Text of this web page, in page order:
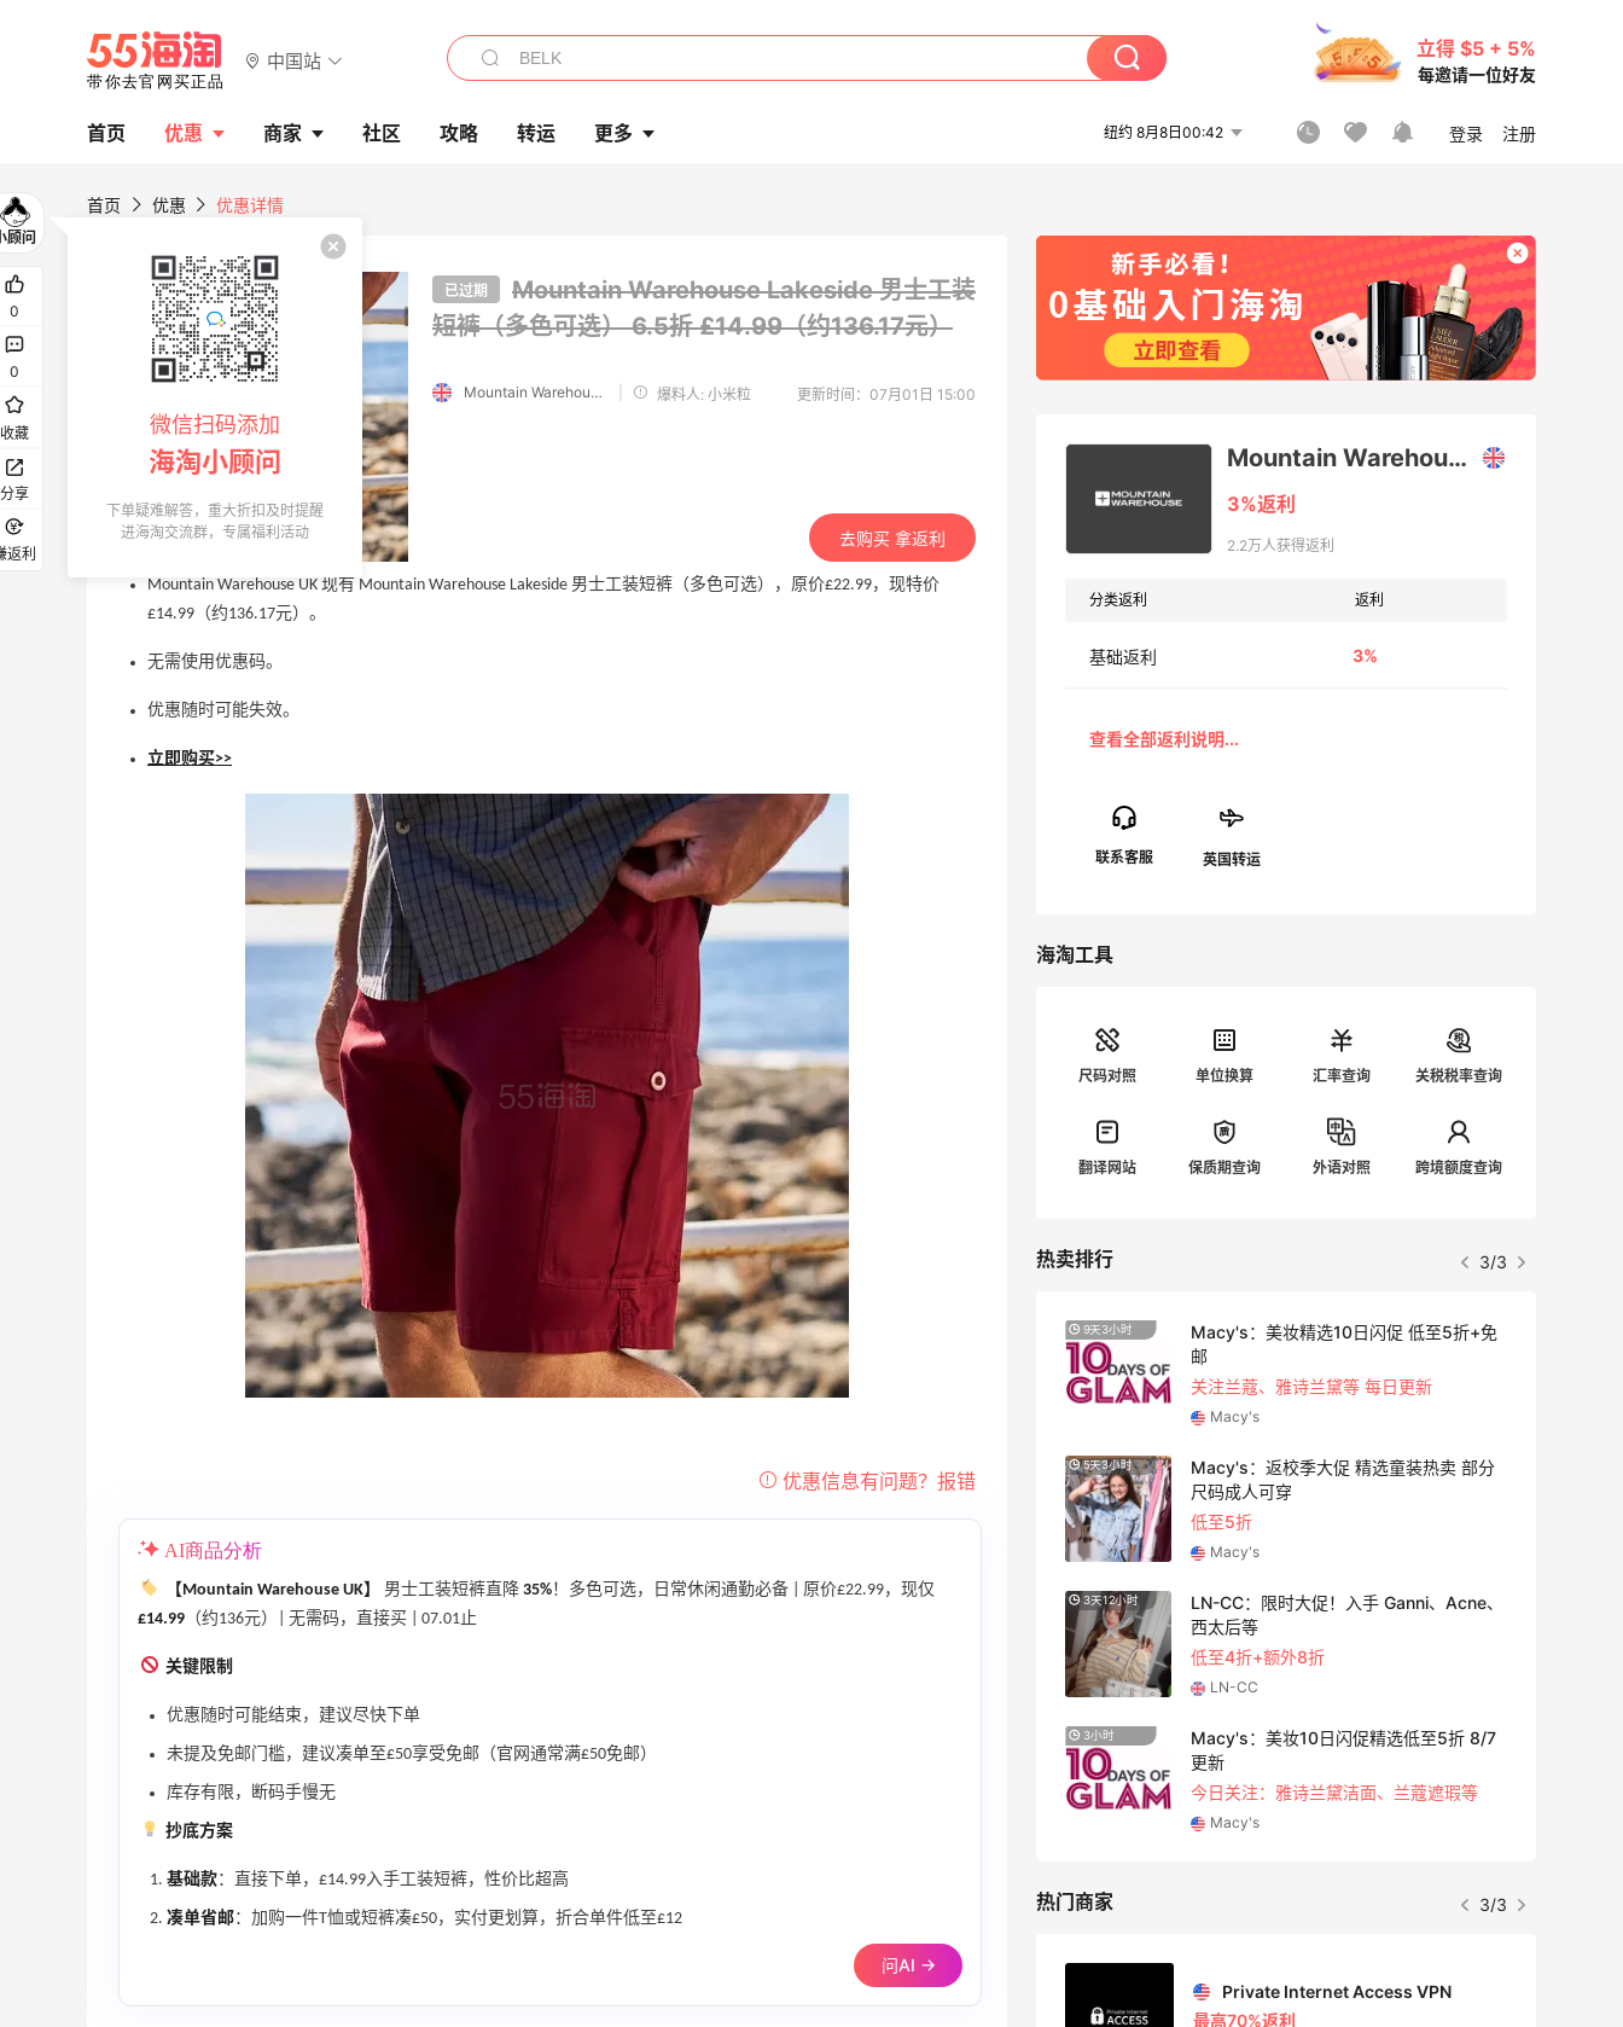
中国站
立得 $5 + 5%
每邀请一位好友
首页 优惠 商家 社区 攻略 转运 更多 纽约 8月8日00:42 登录 注册
首页 优惠 优惠详情
已过期
Mountain Warehouse Lakeside 男士工装
短裤（多色可选）6.5折 £14.99（约136.17元）
Mountain Warehouse UK 爆料人: 小米粒 更新时间：07月01日 15:00
去购买 拿返利
Mountain Warehouse UK 现有 Mountain Warehouse Lakeside 男士工装短裤（多色可选），原价£22.99，现特价
£14.99（约136.17元）。
无需使用优惠码。
优惠随时可能失效。
立即购买>>
AI商品分析
【Mountain Warehouse UK】 男士工装短裤直降 35%！多色可选，日常休闲通勤必备 | 原价£22.99，现仅
£14.99 （约136元）| 无需码，直接买 | 07.01止
关键限制
优惠随时可能结束，建议尽快下单
未提及免邮门槛，建议凑单至£50享受免邮（官网通常满£50免邮）
库存有限，断码手慢无
抄底方案
基础款：直接下单，£14.99入手工装短裤，性价比超高
凑单省邮：加购一件T恤或短裤凑£50，实付更划算，折合单件低至£12
问AI →
Mountain Warehouse UK
3%返利
2.2万人获得返利
分类返利 返利
基础返利 3%
海淘工具
尺码对照 单位换算 汇率查询 关税税率查询
翻译网站 保质期查询 外语对照 跨境额度查询
热卖排行 1/3
Macy's：Lancome 兰蔻美妆大促低至5折
满赠三重好礼
低门槛入手7件套
低至5折+部分额外8.5折
Bluemercury
Bloomingdales：时尚热卖！入手珑骧、
Tory Burch、拉夫劳伦等
每满$100返$25礼卡
健身补剂、护肤洗护等
无门槛7.5折
iHerb
9天3小时
Macy's：美妆精选10日闪促 低至5折+免
邮
关注兰蔻、雅诗兰黛等 每日更新
Macy's：返校季大促 精选童装热卖 部分
尺码成人可穿
低至5折
3天12小时
LN-CC：限时大促！入手 Ganni、Acne、
3天6小时
【55专享】Bobbi Brown 美网：美妆礼
遇！满$150立省$50
满赠正装橘子眼霜+精华唇蜜等好礼
Bobbi Brown
5天
Columbia Sportswear：夏季大促！哥伦
比亚运动热卖
低至6折
Columbia Sportswear
2天
Bloomingdales：美妆大促！入手 Dior、
Prada、TF 等
满$200享8.5折优惠+部分送好礼
Bloomingdales
9天18小时
Mytheresa：折扣区时尚上新热卖 关注
TOTEME、ZIMMERMAN 等
享额外9折
Mytheresa
热门商家 1/3
Private Internet Access VPN
Mac Duggal
最高2%返利
0
0
收藏
分享
返利
微信扫码添加
海淘小顾问
下单疑难解答，重大折扣及时提醒
进海淘交流群，专属福利活动